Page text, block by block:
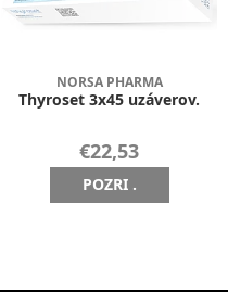
NORSA PHARMA
Thyroset 3x45 uzáverov.
€22,53
POZRI .